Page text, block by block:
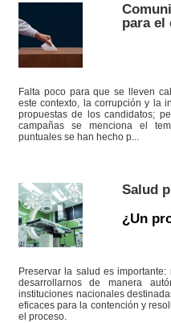
para el
Falta poco para que se lleven
este contexto, la corrupción y la
propuestas de los candidatos;
campañas se menciona el
puntuales se han hecho p...
Salud
¿Un
Preservar la salud es
desarrollarnos de manera
instituciones nacionales
eficaces para la contención y
el proceso.